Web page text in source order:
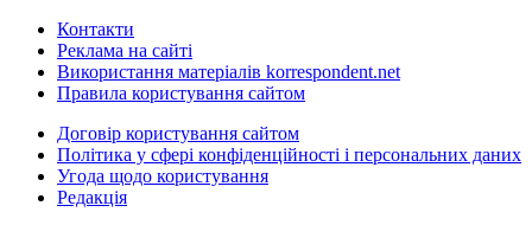
Контакти
Реклама на сайті
Використання матеріалів korrespondent.net
Правила користування сайтом
Договір користування сайтом
Політика у сфері конфіденційності і персональних даних
Угода щодо користування
Редакція